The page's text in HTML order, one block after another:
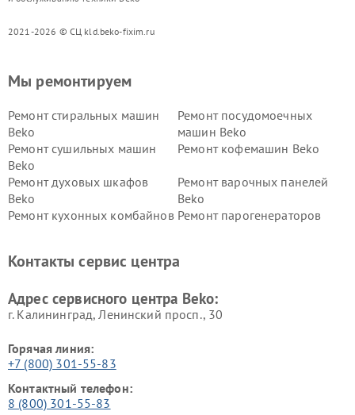
2021-2026 © СЦ kld.beko-fixim.ru
Мы ремонтируем
Ремонт стиральных машин
Beko
Ремонт посудомоечных
машин Beko
Ремонт сушильных машин
Beko
Ремонт кофемашин Beko
Ремонт духовых шкафов
Beko
Ремонт варочных панелей
Beko
Ремонт кухонных комбайнов Ремонт парогенераторов
Ремонт холодильников Beko Ремонт морозильных камер
Контакты сервис центра
Адрес сервисного центра Beko:
г. Калининград, Ленинский просп., 30
Горячая линия:
+7 (800) 301-55-83
Контактный телефон:
8 (800) 301-55-83